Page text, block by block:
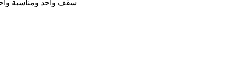
سقف واحد ومناسبة